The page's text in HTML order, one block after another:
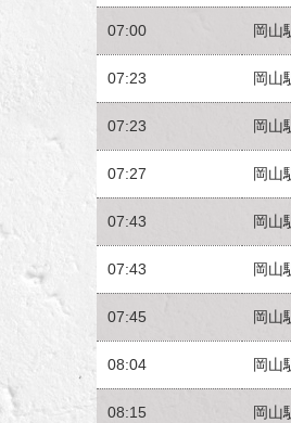
07:00 岡山
07:23 岡山
07:23 岡山
07:27 岡山
07:43 岡山
07:43 岡山
07:45 岡山
08:04 岡山
08:15 岡山